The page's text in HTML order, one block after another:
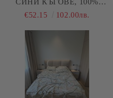
СИНИ КЪГОВЕ, 100%
НАТУРАЛЕН ПАМУК
€52.15 102.00лв.